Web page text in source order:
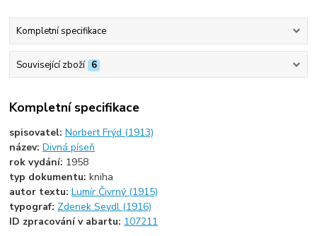
Kompletní specifikace
Související zboží 6
Kompletní specifikace
spisovatel:Norbert Frýd (1913)
název:Divná píseň
rok vydání: 1958
typ dokumentu:kniha
autor textu:Lumír Čivrný (1915)
typograf: Zdenek Seydl (1916)
ID zpracování v abartu: 107211